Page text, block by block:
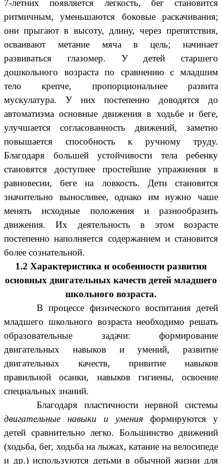
7-летних появляется легкость, бег становится
ритмичным, уменьшаются боковые раскачивания;
они прыгают в высоту, длину, через препятствия,
осваивают метание мяча в цель; начинает
развиваться глазомер. У детей старшего
дошкольного возраста по сравнению с младшим
тело крепче, пропорциональнее развита
мускулатура. У них постепенно доводятся до
автоматизма основные движения в ходьбе и беге,
улучшается согласованность движений, заметно
повышается способность к ручному труду.
Благодаря большей устойчивости тела ребенку
становятся доступнее простейшие упражнения в
равновесии, беге на ловкость. Дети становятся
значительно выносливее, однако им нужно чаше
менять исходные положения и разнообразить
движения. Их деятельность в этом возрасте
постепенно наполняется содержанием и становится
более сознательной.
1.2 Характеристика и особенности развития
основных двигательных качеств детей младшего
школьного возраста.
В процессе физического воспитания детей
младшего школьного возраста необходимо решать
образовательные задачи: формирование
двигательных навыков и умений, развитие
двигательных качеств, привитие навыков
правильной осанки, навыков гигиены, освоение
специальных знаний.
Благодаря пластичности нервной системы
двигательные навыки и умения формируются у
детей сравнительно легко. Большинство движений
(ходьба, бег, ходьба на лыжах, катание на велосипеде
и др.) используются детьми в обычной жизни для